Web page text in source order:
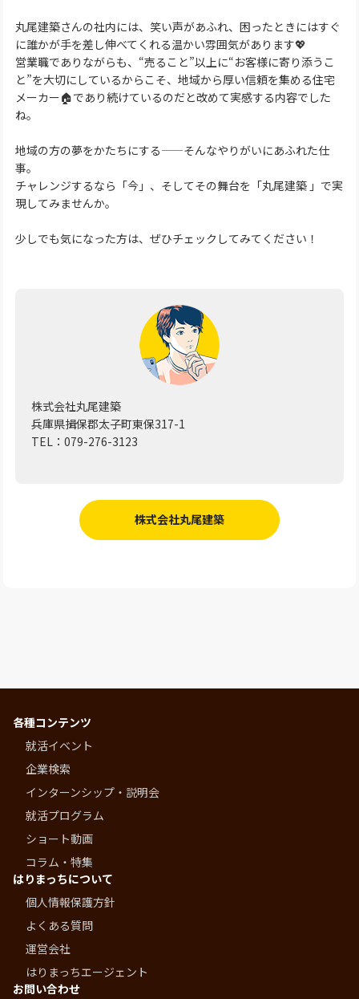
丸尾建築さんの社内には、笑い声があふれ、困ったときにはすぐ
に誰かが手を差し伸べてくれる温かい雰囲気があります💖
営業職でありながらも、“売ること”以上に“お客様に寄り添うこ
と”を大切にしているからこそ、地域から厚い信頼を集める住宅
メーカー🏠であり続けているのだと改めて実感する内容でした
ね。
地域の方の夢をかたちにする——そんなやりがいにあふれた仕
事。
チャレンジするなら「今」、そしてその舞台を「丸尾建築 」で実
現してみませんか。
少しでも気になった方は、ぜひチェックしてみてください！
株式会社丸尾建築
兵庫県揖保郡太子町東保317-1
TEL：079-276-3123
株式会社丸尾建築
各種コンテンツ
就活イベント
企業検索
インターンシップ・説明会
就活プログラム
ショート動画
コラム・特集
はりまっちについて
個人情報保護方針
よくある質問
運営会社
はりまっちエージェント
お問い合わせ